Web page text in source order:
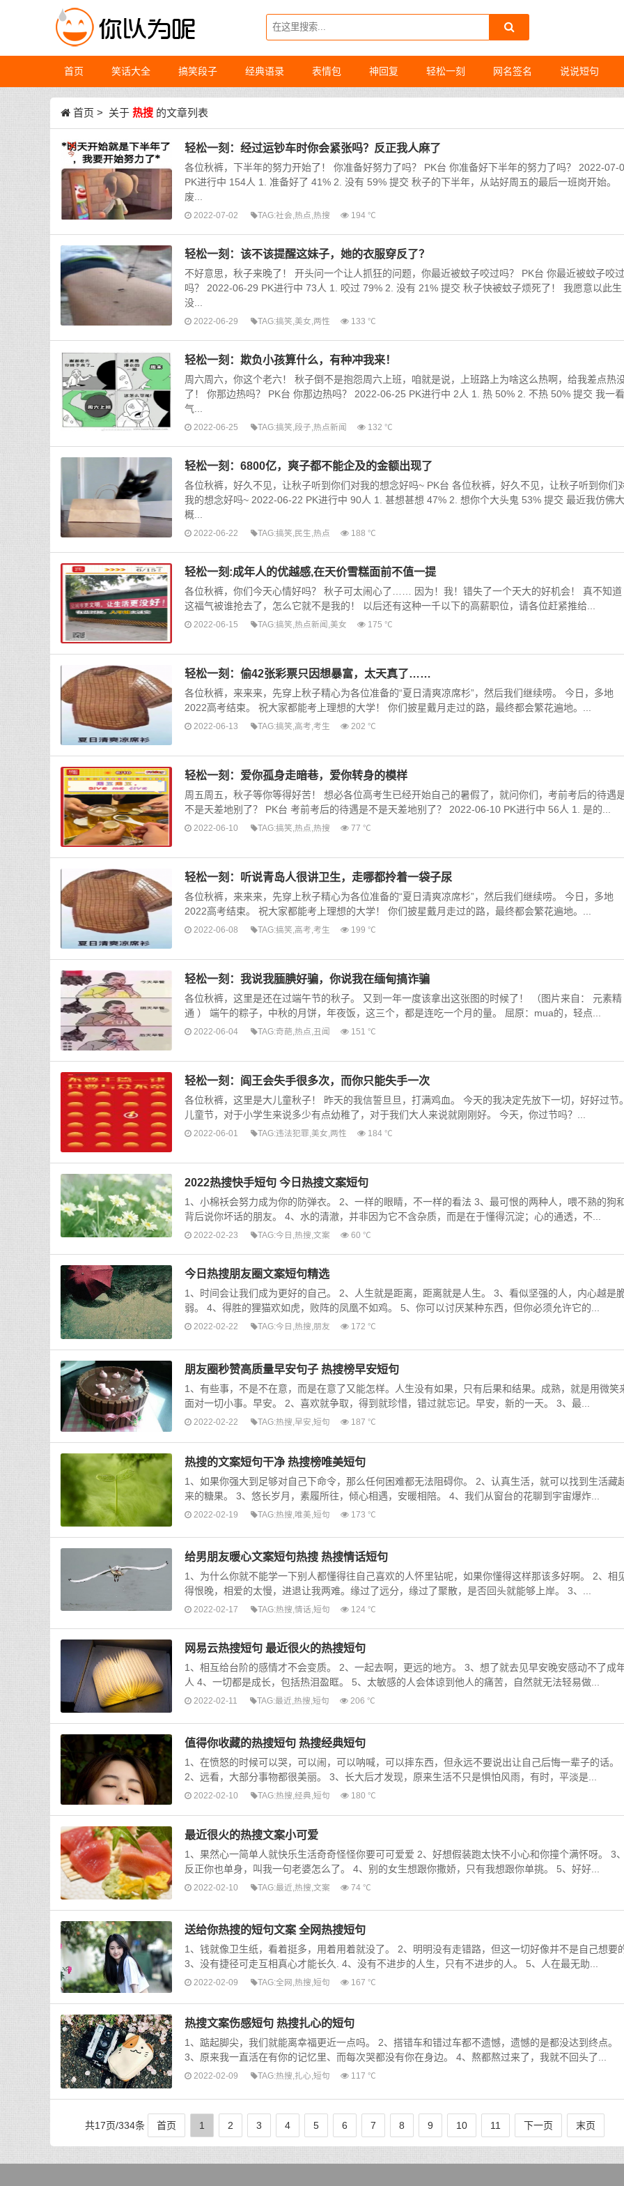
首页 笑话大全 搞笑段子 经典语录 表情包 神回复 轻松一刻 网名签名 说说短句
首页 > 关于 热搜 的文章列表
轻松一刻：经过运钞车时你会紧张吗？反正我人麻了
各位秋裤，下半年的努力开始了！ 你准备好努力了吗？ PK台 你准备好下半年的努力了吗？ 2022-07-
PK进行中 154人 1. 准备好了 41% 2. 没有 59% 提交 秋子的下半年，从站好周五的最后一班岗开始。
废...
2022-07-02 TAG:社会 热点 热搜 194 ℃
轻松一刻：该不该提醒这妹子，她的衣服穿反了？
不好意思，秋子来晚了！ 开头问一个让人抓狂的问题，你最近被蚊子咬过吗？ PK台 你最近被蚊子咬过
吗？ 2022-06-29 PK进行中 73人 1. 咬过 79% 2. 没有 21% 提交 秋子快被蚊子烦死了！ 我愿意以此生
没...
2022-06-29 TAG:搞笑 美女 两性 133 ℃
轻松一刻：欺负小孩算什么，有种冲我来！
周六周六，你这个老六！ 秋子倒不是抱怨周六上班，咱就是说，上班路上为啥这么热啊，给我差点热
了！ 你那边热吗？ PK台 你那边热吗？ 2022-06-25 PK进行中 2人 1. 热 50% 2. 不热 50% 提交 我一看
气...
2022-06-25 TAG:搞笑 段子 热点新闻 132 ℃
轻松一刻：6800亿，爽子都不能企及的金额出现了
各位秋裤，好久不见，让秋子听到你们对我的想念好吗~ PK台 各位秋裤，好久不见，让秋子听到你们
我的想念好吗~ 2022-06-22 PK进行中 90人 1. 甚想甚想 47% 2. 想你个大头鬼 53% 提交 最近我仿佛大
概...
2022-06-22 TAG:搞笑 民生 热点 188 ℃
轻松一刻:成年人的优越感,在天价雪糕面前不值一提
各位秋裤，你们今天心情好吗？ 秋子可太闹心了…… 因为！我！错失了一个天大的好机会！ 真不知道
这福气被谁抢去了，怎么它就不是我的！ 以后还有这种一千以下的高薪职位，请各位赶紧推给...
2022-06-15 TAG:搞笑 热点新闻 美女 175 ℃
轻松一刻：偷42张彩票只因想暴富，太天真了……
各位秋裤，来来来，先穿上秋子精心为各位准备的“夏日清爽凉席杉”，然后我们继续唠。 今日，多地
2022高考结束。 祝大家都能考上理想的大学！ 你们披星戴月走过的路，最终都会繁花遍地。...
2022-06-13 TAG:搞笑 高考 考生 202 ℃
轻松一刻：爱你孤身走暗巷，爱你转身的模样
周五周五，秋子等你等得好苦！ 想必各位高考生已经开始自己的暑假了，就问你们，考前考后的待遇
不是天差地别了？ PK台 考前考后的待遇是不是天差地别了？ 2022-06-10 PK进行中 56人 1. 是的...
2022-06-10 TAG:搞笑 热点 热搜 77 ℃
轻松一刻：听说青岛人很讲卫生，走哪都拎着一袋子尿
各位秋裤，来来来，先穿上秋子精心为各位准备的“夏日清爽凉席杉”，然后我们继续唠。 今日，多地
2022高考结束。 祝大家都能考上理想的大学！ 你们披星戴月走过的路，最终都会繁花遍地。...
2022-06-08 TAG:搞笑 高考 考生 199 ℃
轻松一刻：我说我腼腆好骗，你说我在缅甸搞诈骗
各位秋裤，这里是还在过端午节的秋子。 又到一年一度该拿出这张图的时候了！ （图片来自： 元素精
通 ） 端午的粽子，中秋的月饼，年夜饭，这三个，都是连吃一个月的量。 屈原：mua的，轻点...
2022-06-04 TAG:奇葩 热点 丑闻 151 ℃
轻松一刻：阎王会失手很多次，而你只能失手一次
各位秋裤，这里是大儿童秋子！ 昨天的我信誓旦旦，打满鸡血。 今天的我决定先放下一切，好好过节
儿童节，对于小学生来说多少有点幼稚了，对于我们大人来说就刚刚好。 今天，你过节吗？...
2022-06-01 TAG:违法犯罪 美女 两性 184 ℃
2022热搜快手短句 今日热搜文案短句
1、小棉袄会努力成为你的防弹衣。 2、一样的眼睛，不一样的看法 3、最可恨的两种人，喂不熟的狗
背后说你坏话的朋友。 4、水的清澈，并非因为它不含杂质，而是在于懂得沉淀；心的通透，不...
2022-02-23 TAG:今日 热搜 文案 60 ℃
今日热搜朋友圈文案短句精选
1、时间会让我们成为更好的自己。 2、人生就是距离，距离就是人生。 3、看似坚强的人，内心越是
弱。 4、得胜的狸猫欢如虎，败阵的凤凰不如鸡。 5、你可以讨厌某种东西，但你必须允许它的...
2022-02-22 TAG:今日 热搜 朋友 172 ℃
朋友圈秒赞高质量早安句子 热搜榜早安短句
1、有些事，不是不在意，而是在意了又能怎样。人生没有如果，只有后果和结果。成熟，就是用微笑
面对一切小事。早安。 2、喜欢就争取，得到就珍惜，错过就忘记。早安，新的一天。 3、最...
2022-02-22 TAG:热搜 早安 短句 187 ℃
热搜的文案短句干净 热搜榜唯美短句
1、如果你强大到足够对自己下命令，那么任何困难都无法阻碍你。 2、认真生活，就可以找到生活藏
来的糖果。 3、悠长岁月，素履所往，倾心相遇，安暖相陪。 4、我们从窗台的花聊到宇宙爆炸...
2022-02-19 TAG:热搜 唯美 短句 173 ℃
给男朋友暖心文案短句热搜 热搜情话短句
1、为什么你就不能学一下别人都懂得往自己喜欢的人怀里钻呢，如果你懂得这样那该多好啊。 2、相
得恨晚，相爱的太慢，进退让我两难。缘过了远分，缘过了聚散，是否回头就能够上岸。 3、...
2022-02-17 TAG:热搜 情话 短句 124 ℃
网易云热搜短句 最近很火的热搜短句
1、相互给台阶的感情才不会变质。 2、一起去啊，更远的地方。 3、想了就去见早安晚安感动不了成
人 4、一切都是成长，包括热泪盈眶。 5、太敏感的人会体谅到他人的痛苦，自然就无法轻易做...
2022-02-11 TAG:最近 热搜 短句 206 ℃
值得你收藏的热搜短句 热搜经典短句
1、在愤怒的时候可以哭，可以闹，可以呐喊，可以摔东西，但永远不要说出让自己后悔一辈子的话。
2、远看，大部分事物都很美丽。 3、长大后才发现，原来生活不只是惧怕风雨，有时，平淡是...
2022-02-10 TAG:热搜 经典 短句 180 ℃
最近很火的热搜文案小可爱
1、果然心一简单人就快乐生活奇奇怪怪你要可可爱爱 2、好想假装跑太快不小心和你撞个满怀呀。 3
反正你也单身，叫我一句老婆怎么了。 4、别的女生想跟你撒娇，只有我想跟你单挑。 5、好好...
2022-02-10 TAG:最近 热搜 文案 74 ℃
送给你热搜的短句文案 全网热搜短句
1、钱就像卫生纸，看着挺多，用着用着就没了。 2、明明没有走错路，但这一切好像并不是自己想要
3、没有捷径可走互相真心才能长久. 4、没有不进步的人生，只有不进步的人。 5、人在最无助...
2022-02-09 TAG:全网 热搜 短句 167 ℃
热搜文案伤感短句 热搜扎心的短句
1、踮起脚尖，我们就能离幸福更近一点吗。 2、搭错车和错过车都不遗憾，遗憾的是都没达到终点。
3、原来我一直活在有你的记忆里、而每次哭都没有你在身边。 4、熬都熬过来了，我就不回头了...
2022-02-09 TAG:热搜 扎心 短句 117 ℃
共17页/334条 首页 1 2 3 4 5 6 7 8 9 10 11 下一页 末页